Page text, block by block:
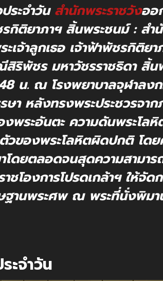
ระจำวัน สำนักพระราชวังออ
กิติยาภาฯ สิ้นพระชนม์ : สำ
ะเจ้าลูกเธอ เจ้าฟ้าพัชรกิติย
สิริพัชร มหาวัชรราชธิดา สิ้
น. ณ โรงพยาบาลจุฬาล
า หลังทรงพระประชวรจาก
พระอันตะ ความดันพระโล
วของพระโลหิตผิดปกติ โด
โดยตลอดจนสุดความสามาร
าชโองการโปรดเกล้าฯ ให้จั
ฐานพระศพ ณ พระที่นั่งพิมา
ะจำวัน